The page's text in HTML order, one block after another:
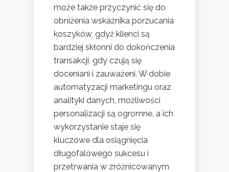
może także przyczynić się do
obniżenia wskaźnika porzucania
koszyków, gdyż klienci są
bardziej skłonni do dokończenia
transakcji, gdy czują się
doceniani i zauważeni. W dobie
automatyzacji marketingu oraz
analityki danych, możliwości
personalizacji są ogromne, a ich
wykorzystanie staje się
kluczowe dla osiągnięcia
długofalowego sukcesu i
przetrwania w zróżnicowanym